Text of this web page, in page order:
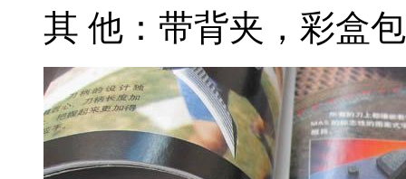
其 他：带背夹，彩盒